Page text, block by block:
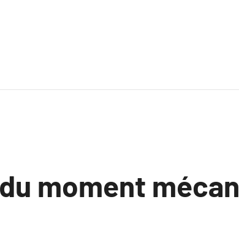
moment